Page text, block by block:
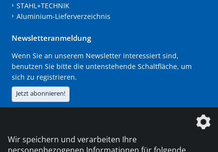
STAHL+TECHNIK
Aluminium-Lieferverzeichnis
Newsletteranmeldung
Wenn Sie an unserem Newsletter interessiert sind,
benutzen Sie bitte die untenstehende Schaltfläche, um
sich zu registrieren.
Jetzt abonnieren!
Die DVS Media GmbH ist ein Unternehmen der
Wir speichern und verarbeiten Ihre